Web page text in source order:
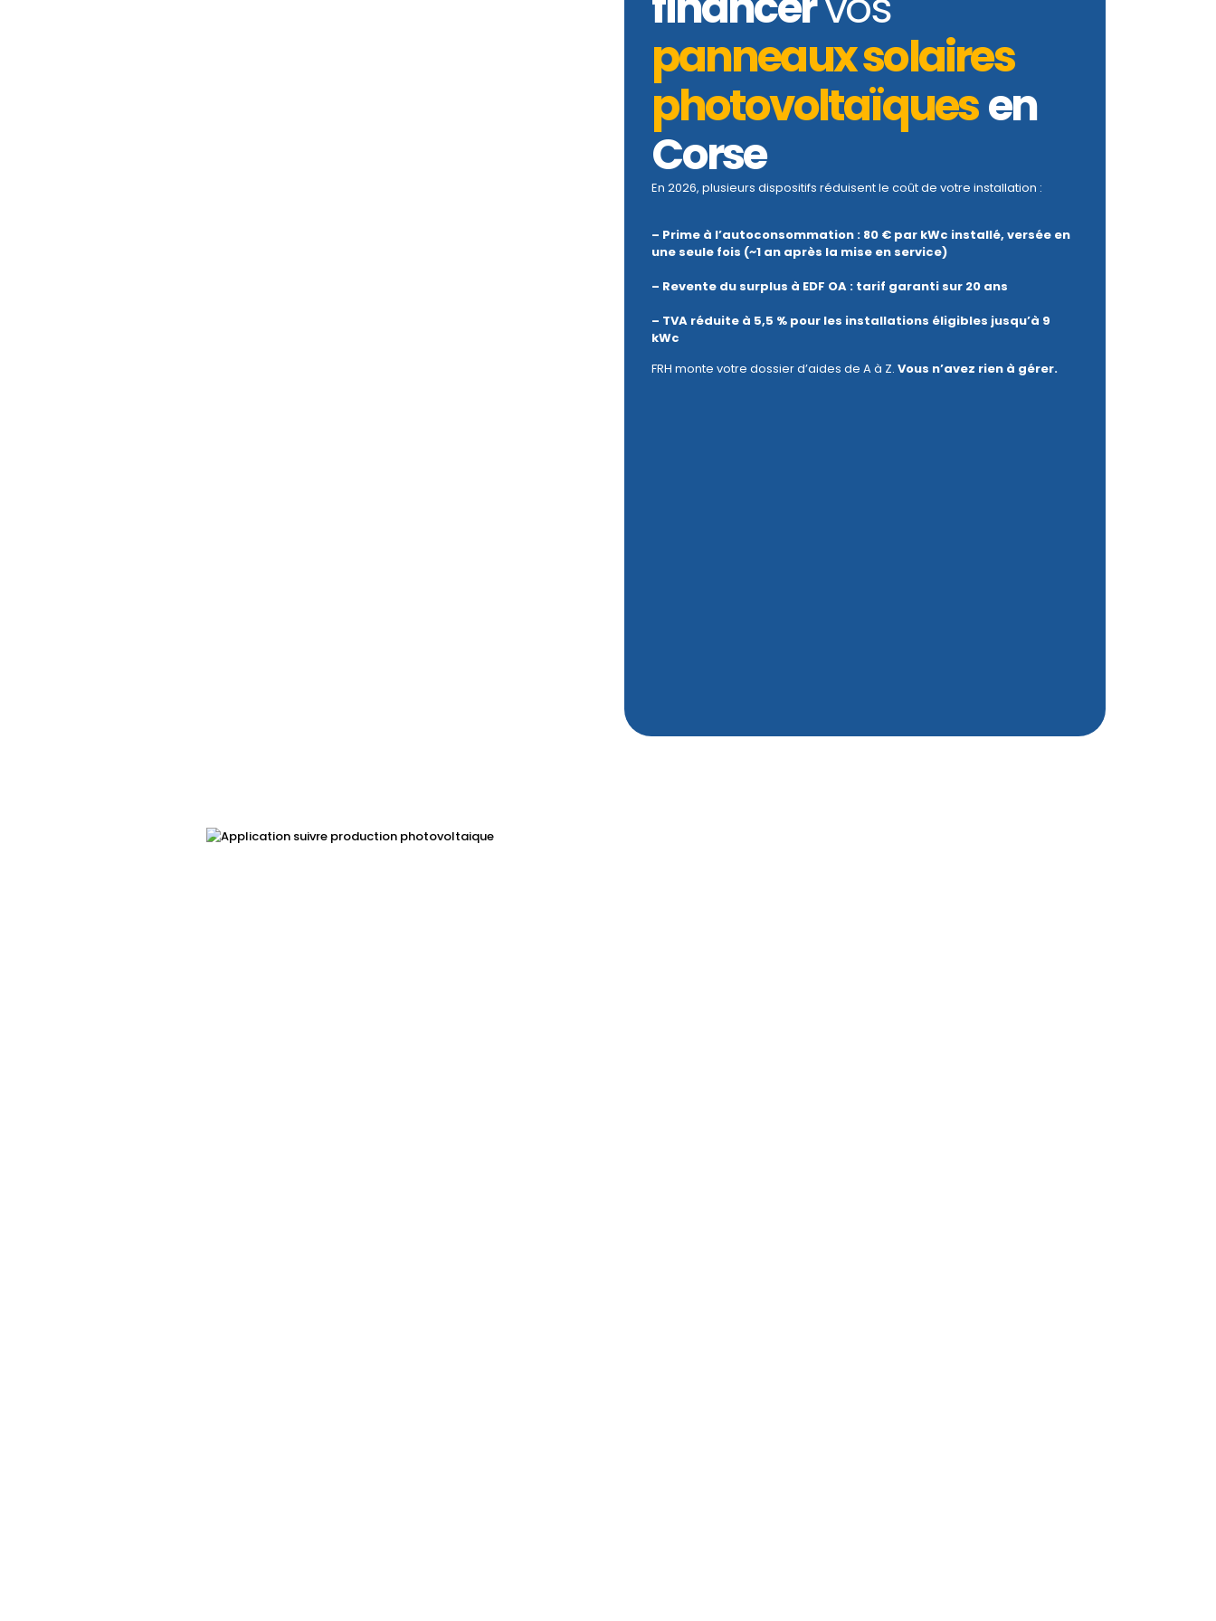
panneaux solaires
photovoltaïquesen
Corse
En 2026, plusieurs dispositifs réduisent le coût de votre installation :
– Prime à l’autoconsommation : 80 € par kWc installé, versée en
une seule fois (~1 an après la mise en service)
– Revente du surplus à EDF OA : tarif garanti sur 20 ans
– TVA réduite à 5,5 % pour les installations éligibles jusqu’à 9
kWc
FRH monte votre dossier d’aides de A à Z.Vous n’avez rien à gérer.